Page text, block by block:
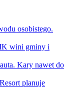
osobistego.
wini gminy i
Kary nawet do
planuje